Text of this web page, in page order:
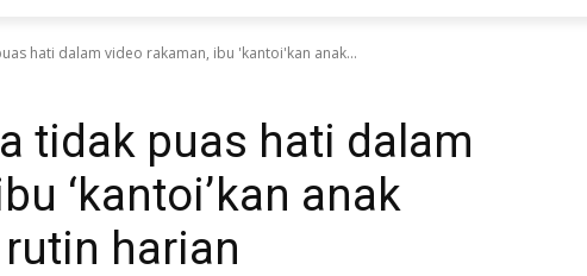
hati dalam video rakaman, ibu 'kantoi'kan anak...
tidak puas hati dalam
‘kantoi’kan anak
harian